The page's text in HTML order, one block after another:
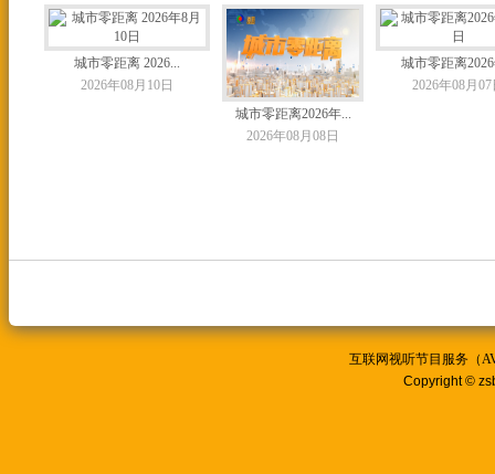
城市零距离 2026...
2026年08月10日
城市零距离2026年...
2026年08月08日
城市零距离
2026年08月07
互联网视听节目服务（
Copyright ©